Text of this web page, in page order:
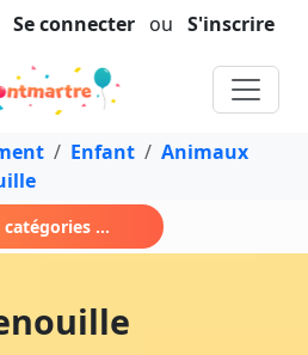
Se connecter ou S'inscrire
Enfant
Animaux
...